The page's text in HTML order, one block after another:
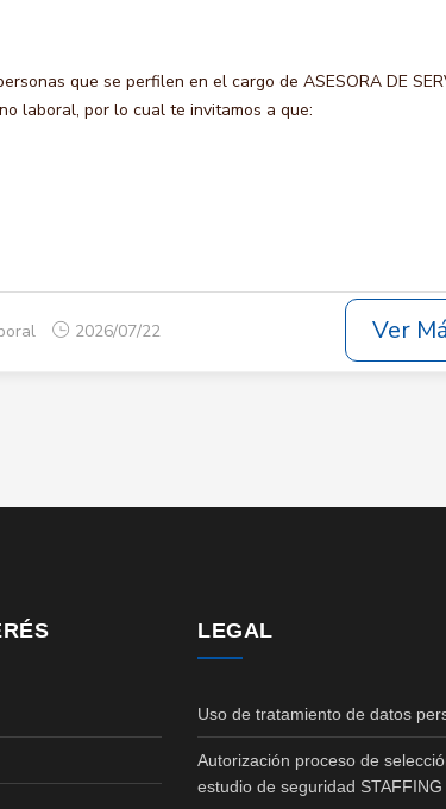
que se perfilen en el cargo de ASESORA DE
laboral, por lo cual te invitamos a que:
2026/07/22 Ver
LEGAL
Uso de tratamiento de datos
Autorización proceso de
estudio de seguridad STAFFING